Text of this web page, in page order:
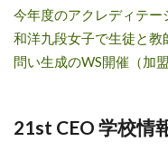
今年度のアクレディテー
和洋九段女子で生徒と
問い生成のWS開催（加盟
21st CEO 学校情